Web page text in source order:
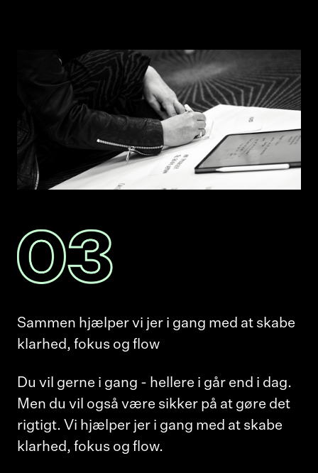
Sammen hjælper vi jer i gang med at skabe
klarhed, fokus og flow
Du vil gerne i gang - hellere i går end i dag.
Men du vil også være sikker på at gøre det
rigtigt. Vi hjælper jer i gang med at skabe
klarhed, fokus og flow.